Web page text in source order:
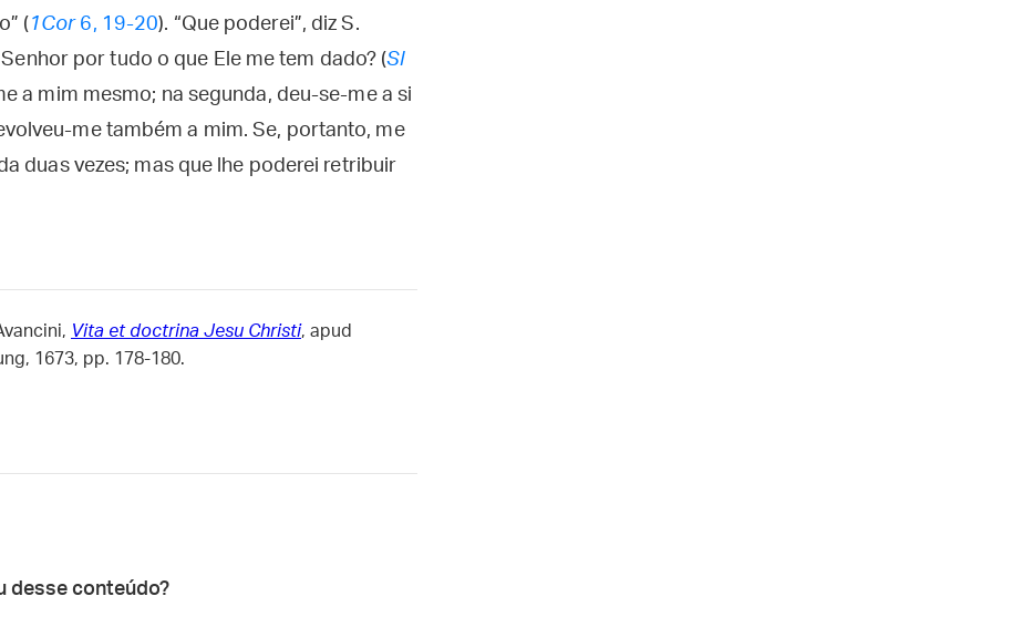
( 1Cor6, 19-20). “Que poderei”, diz S.
por tudo o que Ele me tem dado? (Sl
a mim mesmo; na segunda, deu-se-me a si
me também a mim. Se, portanto, me
duas vezes; mas que lhe poderei retribuir
Vita et doctrina Jesu Christi, apud
1673, pp. 178-180.
desse conteúdo?